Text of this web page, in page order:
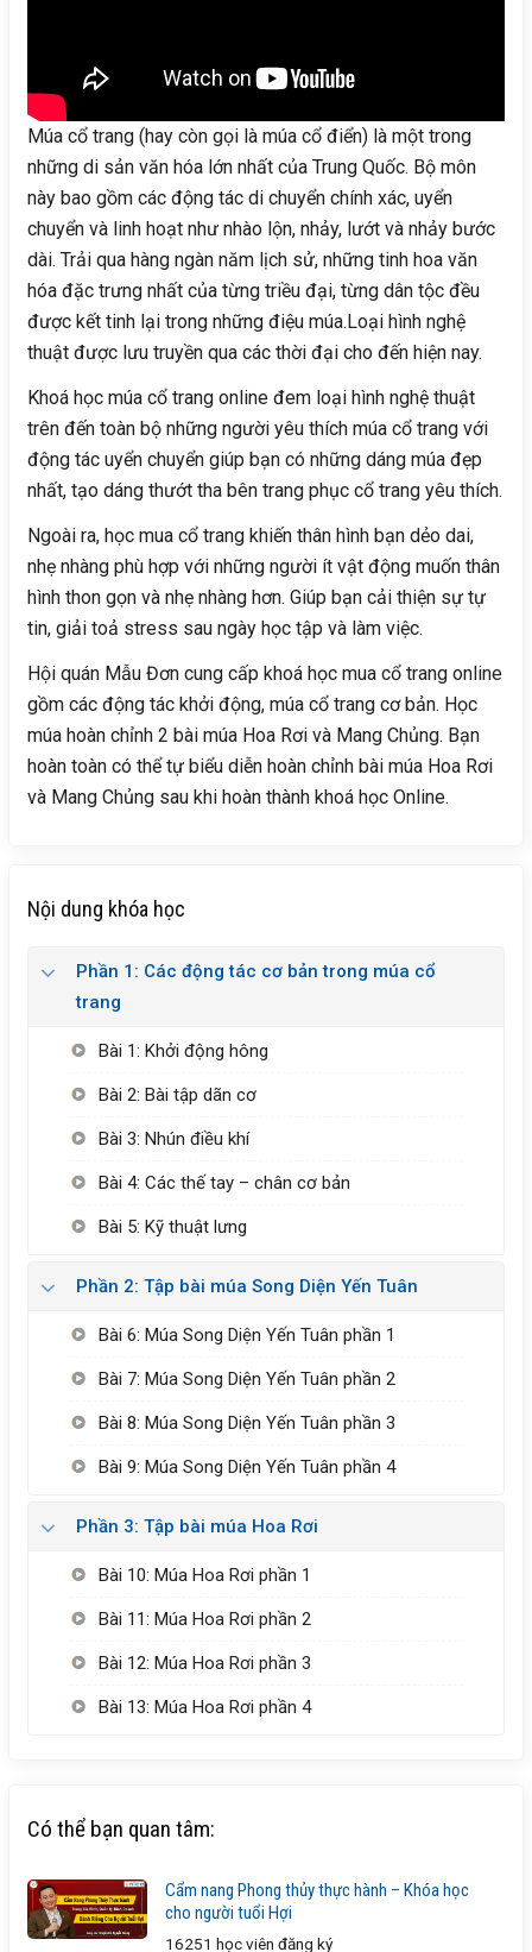
Múa cổ trang (hay còn gọi là múa cổ điển) là một trong
những di sản văn hóa lớn nhất của Trung Quốc. Bộ môn
này bao gồm các động tác di chuyển chính xác, uyển
chuyển và linh hoạt như nhào lộn, nhảy, lướt và nhảy bước
dài. Trải qua hàng ngàn năm lịch sử, những tinh hoa văn
hóa đặc trưng nhất của từng triều đại, từng dân tộc đều
được kết tinh lại trong những điệu múa.Loại hình nghệ
thuật được lưu truyền qua các thời đại cho đến hiện nay.
Khoá học múa cổ trang online đem loại hình nghệ thuật
trên đến toàn bộ những người yêu thích múa cổ trang với
động tác uyển chuyển giúp bạn có những dáng múa đẹp
nhất, tạo dáng thướt tha bên trang phục cổ trang yêu thích.
Ngoài ra, học mua cổ trang khiến thân hình bạn dẻo dai,
nhẹ nhàng phù hợp với những người ít vật động muốn thân
hình thon gọn và nhẹ nhàng hơn. Giúp bạn cải thiện sự tự
tin, giải toả stress sau ngày học tập và làm việc.
Hội quán Mẫu Đơn cung cấp khoá học mua cổ trang online
gồm các động tác khởi động, múa cổ trang cơ bản. Học
múa hoàn chỉnh 2 bài múa Hoa Rơi và Mang Chủng. Bạn
hoàn toàn có thể tự biểu diễn hoàn chỉnh bài múa Hoa Rơi
và Mang Chủng sau khi hoàn thành khoá học Online.
Nội dung khóa học
Phần 1: Các động tác cơ bản trong múa cổ
trang
Bài 1: Khởi động hông
Bài 2: Bài tập dãn cơ
Bài 3: Nhún điều khí
Bài 4: Các thế tay – chân cơ bản
Bài 5: Kỹ thuật lưng
Phần 2: Tập bài múa Song Diện Yến Tuân
Bài 6: Múa Song Diện Yến Tuân phần 1
Bài 7: Múa Song Diện Yến Tuân phần 2
Bài 8: Múa Song Diện Yến Tuân phần 3
Bài 9: Múa Song Diện Yến Tuân phần 4
Phần 3: Tập bài múa Hoa Rơi
Bài 10: Múa Hoa Rơi phần 1
Bài 11: Múa Hoa Rơi phần 2
Bài 12: Múa Hoa Rơi phần 3
Bài 13: Múa Hoa Rơi phần 4
Có thể bạn quan tâm:
Cẩm nang Phong thủy thực hành – Khóa học
cho người tuổi Hợi
16251 học viên đăng ký